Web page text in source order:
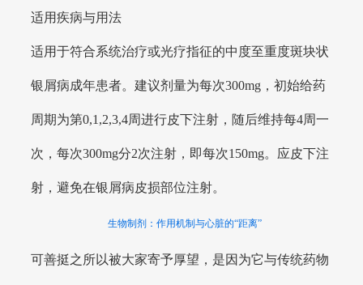
适用疾病与用法
适用于符合系统治疗或光疗指征的中度至重度斑块状
银屑病成年患者。建议剂量为每次300mg，初始给药
周期为第0,1,2,3,4周进行皮下注射，随后维持每4周一
次，每次300mg分2次注射，即每次150mg。应皮下注
射，避免在银屑病皮损部位注射。
生物制剂：作用机制与心脏的“距离”
可善挺之所以被大家寄予厚望，是因为它与传统药物